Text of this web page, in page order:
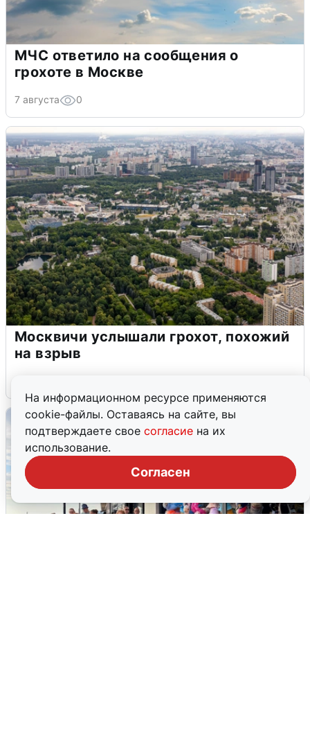
На информационном ресурсе применяются
cookie-файлы. Оставаясь на сайте, вы
подтверждаете свое согласие на их
использование.
Согласен
МЧС ответило на сообщения о
грохоте в Москве
7 августа 0
Москвичи услышали грохот, похожий
на взрыв